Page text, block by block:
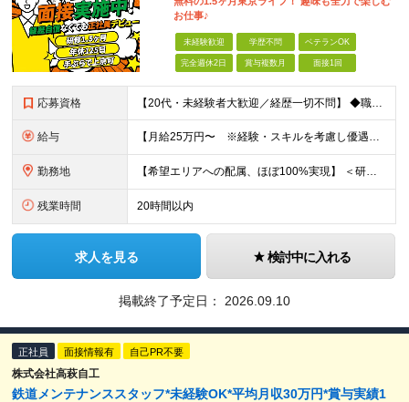
お仕事♪
未経験歓迎 学歴不問 ベテランOK
完全週休2日 賞与複数月 面接1回
応募資格 【20代・未経験者大歓迎／経歴一切不問】 ◆職種・業種未経験歓迎 ◆社会人未経験歓迎 ◆第二新卒歓迎 ◆ブランクOK ◆学歴不問（中卒の方も活躍中） ◆転職回数不問 ≪応募を迷っている方へ≫ 仕事内
給与 【月給25万円〜 ※経験・スキルを考慮し優遇】 ◎経験・年齢によりさらに優遇あり（詳細は面接時にご確認ください） ◎残業代は全額支給 ◎各種手当込みの金額です ◎試用期間2か月（試用期間中の給与・待遇
勤務地 【希望エリアへの配属、ほぼ100%実現】 ＜研修中＞ 株式会社平山 関東研修センター 東京都福生市東町10-1 NTビル3-3階B （JR青梅線「福生駅」東口より徒歩3分） ※研修中の寮費は会社負担・
残業時間 20時間以内
求人を見る 検討中に入れる
掲載終了予定日： 2026.09.10
正社員 面接情報有 自己PR不要
株式会社高萩自工
鉄道メンテナンススタッフ*未経験OK*平均月収30万円*賞与実績1